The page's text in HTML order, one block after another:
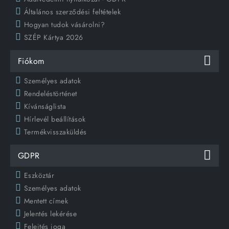
Általános szerződési feltételek
Hogyan tudok vásárolni?
SZÉP Kártya 2026
Fiókom
Személyes adatok
Rendeléstörténet
Kívánságlista
Hírlevél beállítások
Termékvisszaküldés
GDPR
Eszköztár
Személyes adatok
Mentett címek
Jelentés lekérése
Felejtés joga